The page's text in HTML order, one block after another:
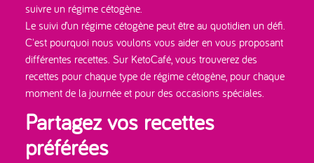
suivre un régime cétogène.
Le suivi d’un régime cétogène peut être au quotidien un défi.
C'est pourquoi nous voulons vous aider en vous proposant
différentes recettes. Sur KetoCafé, vous trouverez des
recettes pour chaque type de régime cétogène, pour chaque
moment de la journée et pour des occasions spéciales.
Partagez vos recettes
préférées